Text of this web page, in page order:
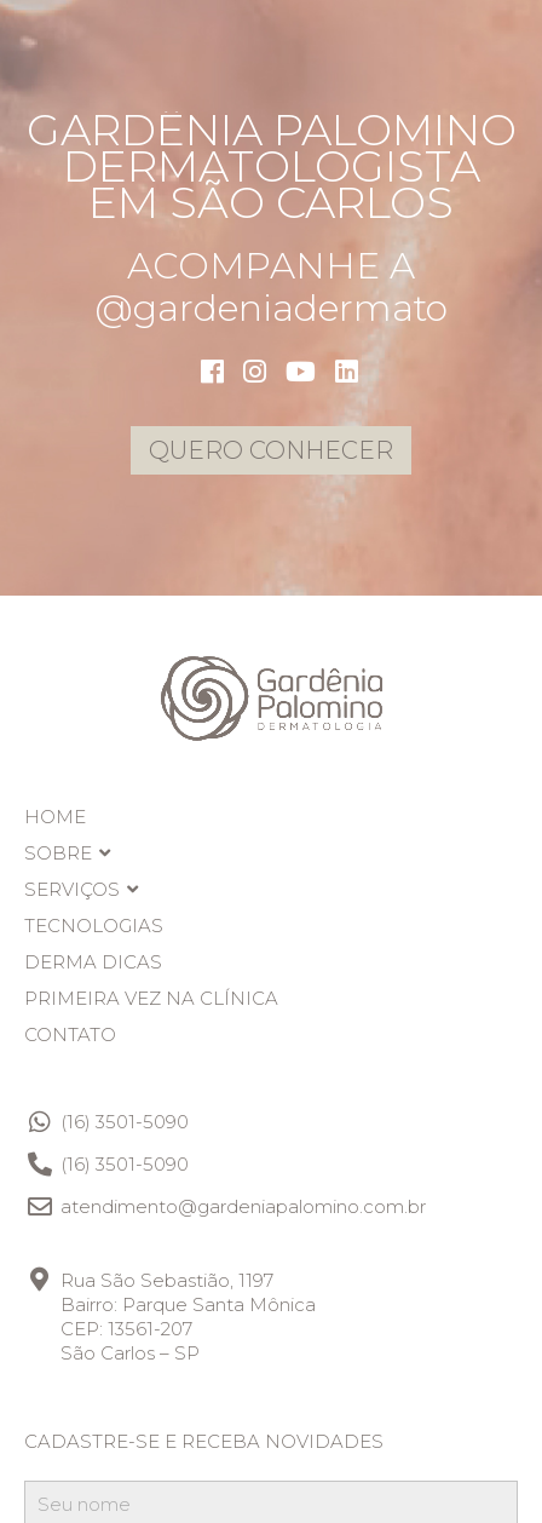
GARDÊNIA PALOMINO
DERMATOLOGISTA
EM SÃO CARLOS
ACOMPANHE A
@gardeniadermato
QUERO CONHECER
HOME
SOBRE
SERVIÇOS
TECNOLOGIAS
DERMA DICAS
PRIMEIRA VEZ NA CLÍNICA
CONTATO
(16) 3501-5090
(16) 3501-5090
atendimento@gardeniapalomino.com.br
Rua São Sebastião, 1197
Bairro: Parque Santa Mônica
CEP: 13561-207
São Carlos – SP
CADASTRE-SE E RECEBA NOVIDADES